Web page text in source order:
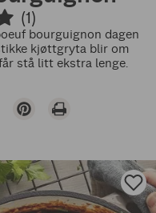
(1)
bourguignon dagen
kjøttgryta blir om
stå litt ekstra lenge.